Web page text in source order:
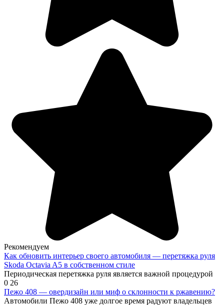
Рекомендуем
Как обновить интерьер своего автомобиля — перетяжка руля
Skoda Octavia A5 в собственном стиле
Периодическая перетяжка руля является важной процедурой
0 26
Пежо 408 — овердизайн или миф о склонности к ржавению?
Автомобили Пежо 408 уже долгое время радуют владельцев